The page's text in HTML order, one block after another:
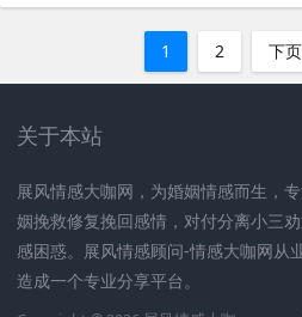
1 2 下页
关于本站
展风情感大咖网，为婚姻情感而生，
姻挽救修复挽回感情，对付分离小三
感困惑。展风情感顾问-情感大咖网从
造成一个专业分享平台。